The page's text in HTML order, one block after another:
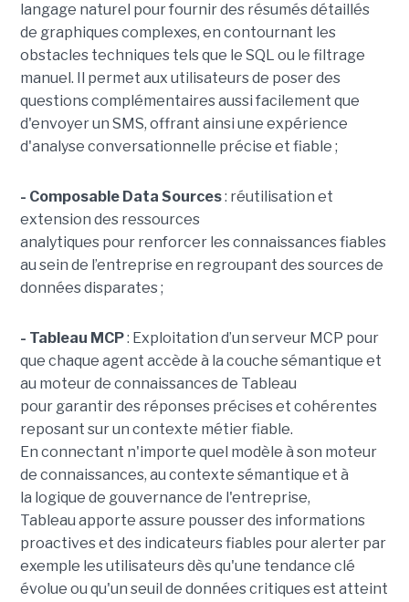
langage naturel pour fournir des résumés détaillés
de graphiques complexes, en contournant les
obstacles techniques tels que le SQL ou le filtrage
manuel. Il permet aux utilisateurs de poser des
questions complémentaires aussi facilement que
d'envoyer un SMS, offrant ainsi une expérience
d'analyse conversationnelle précise et fiable ;
- Composable Data Sources: réutilisation et
extension des ressources
analytiques pour renforcer les connaissances fiables
au sein de l’entreprise en regroupant des sources de
données disparates ;
- Tableau MCP: Exploitation d’un serveur MCP pour
que chaque agent accède à la couche sémantique et
au moteur de connaissances de Tableau
pour garantir des réponses précises et cohérentes
reposant sur un contexte métier fiable.
En connectant n'importe quel modèle à son moteur
de connaissances, au contexte sémantique et à
la logique de gouvernance de l'entreprise,
Tableau apporte assure pousser des informations
proactives et des indicateurs fiables pour alerter par
exemple les utilisateurs dès qu'une tendance clé
évolue ou qu'un seuil de données critiques est atteint